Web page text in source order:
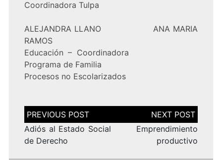
Coordinadora Tulpa
ALEJANDRA LLANO ANA MARIA
RAMOS
Educación – Coordinadora
Programa de Familia
Procesos no Escolarizados
Navegación
de
entradas
Adiós al Estado Social
de Derecho
Emprendimiento
productivo